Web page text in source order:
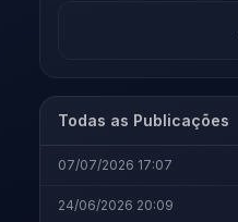
Todas as Publicações
07/07/2026 17:07
24/06/2026 20:09